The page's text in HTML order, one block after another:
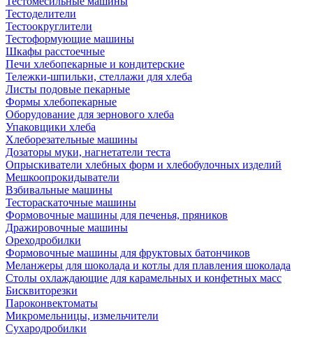
Тестоделители
Тестоокруглители
Тестоформующие машины
Шкафы расстоечные
Печи хлебопекарные и кондитерские
Тележки-шпильки, стеллажи для хлеба
Листы подовые пекарные
Формы хлебопекарные
Оборудование для зернового хлеба
Упаковщики хлеба
Хлеборезательные машины
Дозаторы муки, нагнетатели теста
Опрыскиватели хлебных форм и хлебобулочных изделий
Мешкоопрокидыватели
Взбивальные машины
Тестораскаточные машины
Формовочные машины для печенья, пряников
Дражировочные машины
Ореходробилки
Формовочные машины для фруктовых батончиков
Меланжеры для шоколада и котлы для плавления шоколада
Столы охлаждающие для карамельных и конфетных масс
Бисквиторезки
Пароконвектоматы
Микромельницы, измельчители
Сухародробилки